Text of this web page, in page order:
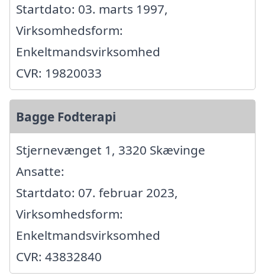
Startdato: 03. marts 1997,
Virksomhedsform:
Enkeltmandsvirksomhed
CVR: 19820033
Bagge Fodterapi
Stjernevænget 1, 3320 Skævinge
Ansatte:
Startdato: 07. februar 2023,
Virksomhedsform:
Enkeltmandsvirksomhed
CVR: 43832840